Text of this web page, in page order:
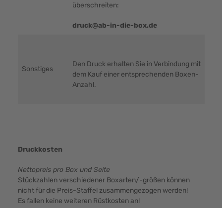
überschreiten:
druck@ab-in-die-box.de
Sonstiges
Den Druck erhalten Sie in Verbindung mit
dem Kauf einer entsprechenden Boxen-
Anzahl.
Druckkosten
Nettopreis pro Box und Seite
Stückzahlen verschiedener Boxarten/-größen können
nicht für die Preis-Staffel zusammengezogen werden!
Es fallen keine weiteren Rüstkosten an!